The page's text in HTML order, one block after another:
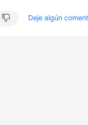
Deje algún